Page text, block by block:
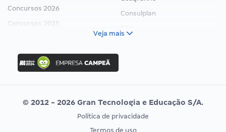
Concursos 2026
Concursos 2025
Concurso Ibama
Concurso MPU
Editais publicados
Consulplan
Vunesp
CONCURSOS POR PROFISSÃO
EXAME DE ORDEM
Veja mais
© 2012 - 2026 Gran Tecnologia e Educação S/A.
Política de privacidade
Termos de uso